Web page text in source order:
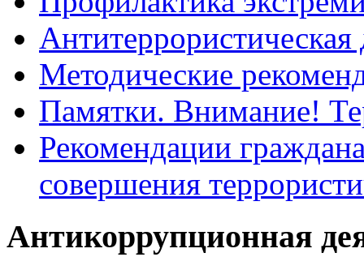
Антитеррористическая
Методические
Памятки. Внимание!
Рекомендации
совершения
Антикоррупционная